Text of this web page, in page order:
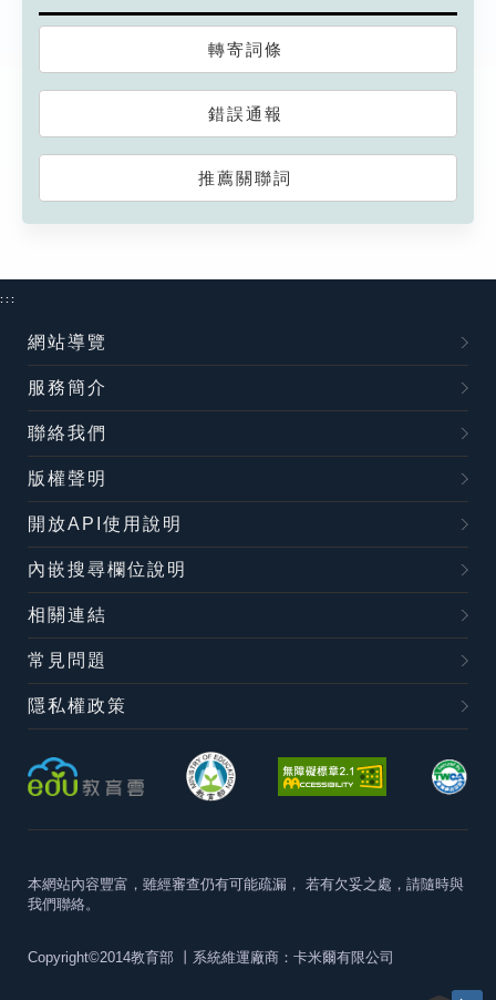
轉寄詞條
錯誤通報
推薦關聯詞
:::
網站導覽
服務簡介
聯絡我們
版權聲明
開放API使用說明
內嵌搜尋欄位說明
相關連結
常見問題
隱私權政策
本網站內容豐富，雖經審查仍有可能疏漏， 若有欠妥之處，請隨時與
我們聯絡。
Copyright©2014教育部 丨系統維運廠商：卡米爾有限公司